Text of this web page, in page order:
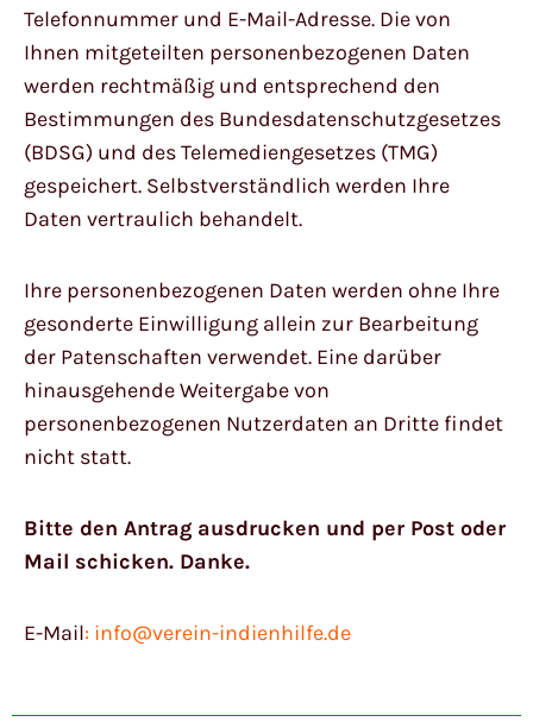
Telefonnummer und E-Mail-Adresse. Die von
Ihnen mitgeteilten personenbezogenen Daten
werden rechtmäßig und entsprechend den
Bestimmungen des Bundesdatenschutzgesetzes
(BDSG) und des Telemediengesetzes (TMG)
gespeichert. Selbstverständlich werden Ihre
Daten vertraulich behandelt.
Ihre personenbezogenen Daten werden ohne Ihre
gesonderte Einwilligung allein zur Bearbeitung
der Patenschaften verwendet. Eine darüber
hinausgehende Weitergabe von
personenbezogenen Nutzerdaten an Dritte findet
nicht statt.
Bitte den Antrag ausdrucken und per Post oder
Mail schicken. Danke.
E-Mail: info@verein-indienhilfe.de